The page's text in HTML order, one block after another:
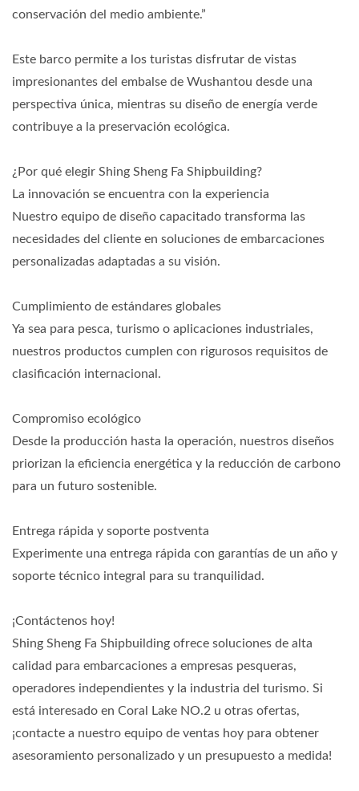
conservación del medio ambiente.”
Este barco permite a los turistas disfrutar de vistas
impresionantes del embalse de Wushantou desde una
perspectiva única, mientras su diseño de energía verde
contribuye a la preservación ecológica.
¿Por qué elegir Shing Sheng Fa Shipbuilding?
La innovación se encuentra con la experiencia
Nuestro equipo de diseño capacitado transforma las
necesidades del cliente en soluciones de embarcaciones
personalizadas adaptadas a su visión.
Cumplimiento de estándares globales
Ya sea para pesca, turismo o aplicaciones industriales,
nuestros productos cumplen con rigurosos requisitos de
clasificación internacional.
Compromiso ecológico
Desde la producción hasta la operación, nuestros diseños
priorizan la eficiencia energética y la reducción de carbono
para un futuro sostenible.
Entrega rápida y soporte postventa
Experimente una entrega rápida con garantías de un año y
soporte técnico integral para su tranquilidad.
¡Contáctenos hoy!
Shing Sheng Fa Shipbuilding ofrece soluciones de alta
calidad para embarcaciones a empresas pesqueras,
operadores independientes y la industria del turismo. Si
está interesado en Coral Lake NO.2 u otras ofertas,
¡contacte a nuestro equipo de ventas hoy para obtener
asesoramiento personalizado y un presupuesto a medida!